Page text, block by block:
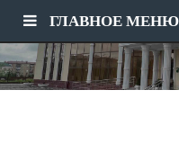
ГЛАВНОЕ МЕНЮ